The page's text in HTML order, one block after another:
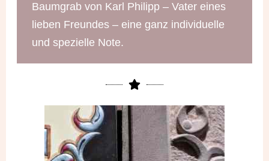
Baumgrab von Karl Philipp – Vater eines
lieben Freundes – eine ganz individuelle
und spezielle Note.